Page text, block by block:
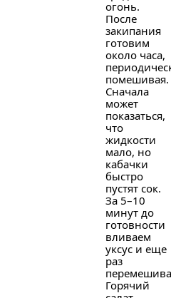
огонь.
После
закипания
готовим
около часа,
помешивая.
Сначала
может
показаться,
что
жидкости
мало, но
кабачки
быстро
пустят сок.
За 5–10
минут до
готовности
вливаем
уксус и еще
раз
Горячий